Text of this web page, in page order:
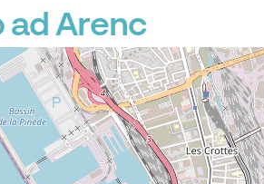
ad Arenc